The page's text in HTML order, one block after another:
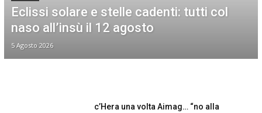
Eclissi solare e stelle cadenti: tutti col
naso all’insù il 12 agosto
5 Agosto 2026
c’Hera una volta Aimag… “no alla